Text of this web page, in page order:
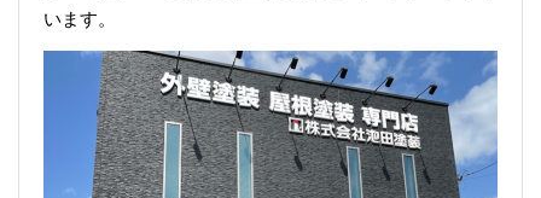
います。